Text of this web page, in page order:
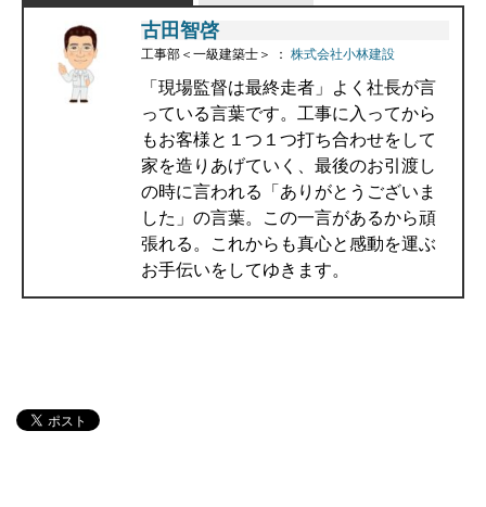
古田智啓
工事部＜一級建築士＞ ： 株式会社小林建設
「現場監督は最終走者」よく社長が言
っている言葉です。工事に入ってから
もお客様と１つ１つ打ち合わせをして
家を造りあげていく、最後のお引渡し
の時に言われる「ありがとうございま
した」の言葉。この一言があるから頑
張れる。これからも真心と感動を運ぶ
お手伝いをしてゆきます。